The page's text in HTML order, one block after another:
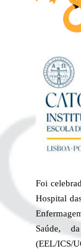
Foi
Hospital
Saúde,
(EEL/ICS/